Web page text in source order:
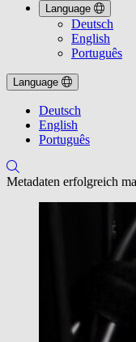
Language
Deutsch
English
Português
Language
Deutsch
English
Português
Metadaten erfolgreich